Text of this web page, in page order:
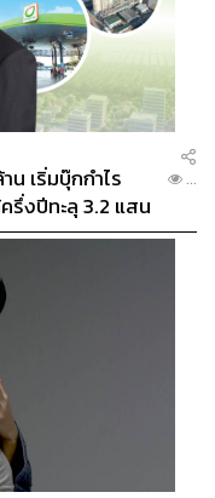
น เริ่มบุ๊กกำไร
รึ่งปีทะลุ 3.2 แสน
...